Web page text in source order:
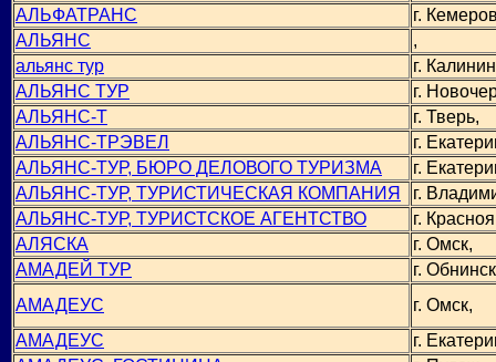
АЛЬФАТРАНС
г.
АЛЬЯНС
,
альянс тур
г.
АЛЬЯНС ТУР
г.
АЛЬЯНС-Т
г. Тверь,
АЛЬЯНС-ТРЭВЕЛ
г.
АЛЬЯНС-ТУР, БЮРО ДЕЛОВОГО ТУРИЗМА
г.
АЛЬЯНС-ТУР, ТУРИСТИЧЕСКАЯ КОМПАНИЯ
г.
АЛЬЯНС-ТУР, ТУРИСТСКОЕ АГЕНТСТВО
г.
АЛЯСКА
г. Омск,
АМАДЕЙ ТУР
г.
АМАДЕУС
г. Омск,
АМАДЕУС
г.